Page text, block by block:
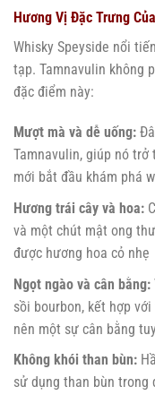
Hương Vị Đặc Trưng
Whisky Speyside nổi
tạp. Tamnavulin không
đặc điểm này:
Mượt mà và dễ uống:
Tamnavulin, giúp nó
mới bắt đầu khám phá
Hương trái cây và hoa:
và một chút mật ong
được hương hoa cỏ nhẹ
Ngọt ngào và cân bằng:
sồi bourbon, kết hợp
nên một sự cân bằng
Không khói than bùn:
sử dụng than bùn trong